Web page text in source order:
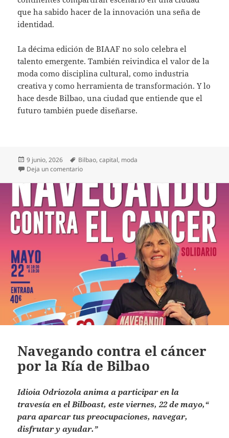
que ha sabido hacer de la innovación una seña de
identidad.
La décima edición de BIAAF no solo celebra el
talento emergente. También reivindica el valor de la
moda como disciplina cultural, como industria
creativa y como herramienta de transformación. Y lo
hace desde Bilbao, una ciudad que entiende que el
futuro también puede diseñarse.
Publicado
el
9 junio, 2026 Etiquetas
Bilbao,capital, moda
Deja un comentarioen Bilbao diseña el futuro de la moda
Navegando contra el cáncer
por la Ría de Bilbao
Idioia Odriozola anima a participar en la
travesía en el Bilboast, este viernes, 22 de mayo,“
para aparcar tus preocupaciones, navegar,
disfrutar y ayudar.”